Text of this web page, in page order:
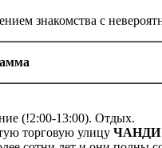
знакомства с
(!2:00-13:00). Отдых.
торговую улицу